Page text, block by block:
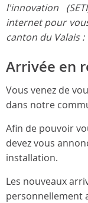
l'innovation
internet pour
canton du Valais :
Arrivée en
Vous venez de
dans notre
Afin de pouvoir
devez vous
installation.
Les nouveaux
personnellement